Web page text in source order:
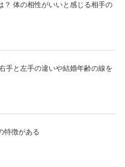
？ 体の相性がいいと感じる相手の
手と左手の違いや結婚年齢の線を
特徴がある